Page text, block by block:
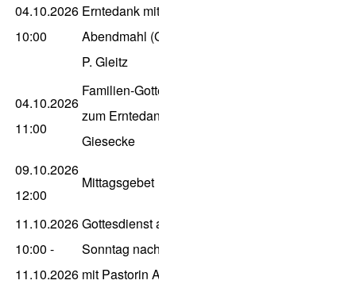
04.10.2026
10:00
Erntedank mit
Abendmahl (GK), K.H.,
P. Gleitz
04.10.2026
11:00
Familien-Gottesdienst
zum Erntedank, Dn.
Giesecke
09.10.2026
12:00
Mittagsgebet
11.10.2026
10:00 -
11.10.2026
Gottesdienst am 19.
Sonntag nach Trinitatis
mit Pastorin Astrid